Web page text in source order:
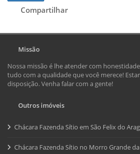
Compartilhar
Missão
Nossa missão é lhe atender com
tudo com a qualidade que você merece!
disposição. Venha falar com a gente!
Outros imóveis
Chácara Fazenda Sítio em São Felix do
Chácara Fazenda Sítio no Morro Grande